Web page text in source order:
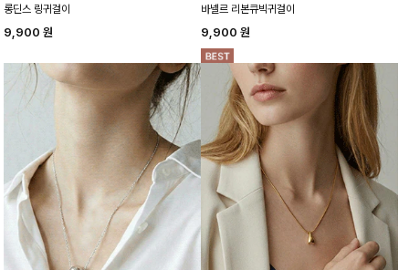
롱딘스 링귀걸이
9,900 원
바넬르 리본큐빅귀걸이
9,900 원